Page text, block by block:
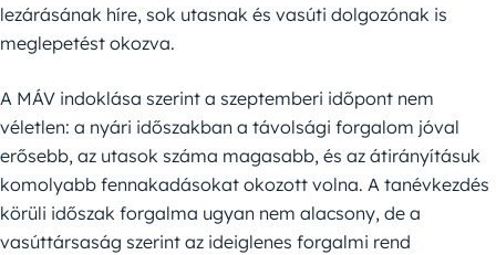
lezárásának híre, sok utasnak és vasúti dolgozónak is
meglepetést okozva.
A MÁV indoklása szerint a szeptemberi időpont nem
véletlen: a nyári időszakban a távolsági forgalom jóval
erősebb, az utasok száma magasabb, és az átirányításuk
komolyabb fennakadásokat okozott volna. A tanévkezdés
körüli időszak forgalma ugyan nem alacsony, de a
vasúttársaság szerint az ideiglenes forgalmi rend